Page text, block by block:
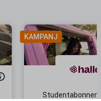
KAMPANJ